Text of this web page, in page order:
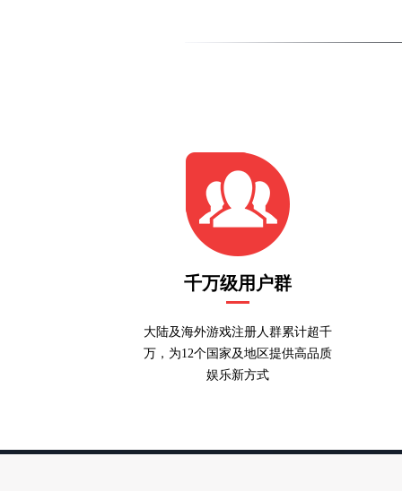
千万级用户群
大陆及海外游戏注册人群累计超千
万，为12个国家及地区提供高品质
娱乐新方式